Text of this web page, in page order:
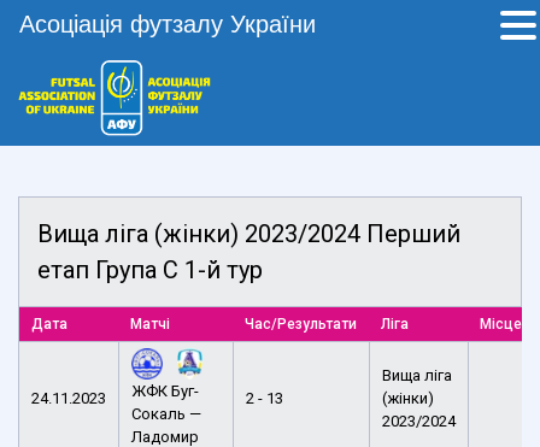
Вища ліга (жінки) 2023/2024 Перший
етап Група С 1-й тур
Дата Матчі Час/Результати Ліга Місце
24.11.2023
ЖФК Буг-
Сокаль —
Ладомир
2 - 13
Вища ліга
(жінки)
2023/2024
Асоціація футзалу України